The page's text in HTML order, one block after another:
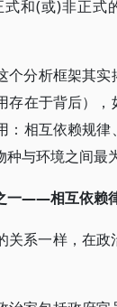
和(或)非正式
个分析框架其
存在于背后）
：相互依赖规
与环境之间最
一——相互依赖
关系一样，在